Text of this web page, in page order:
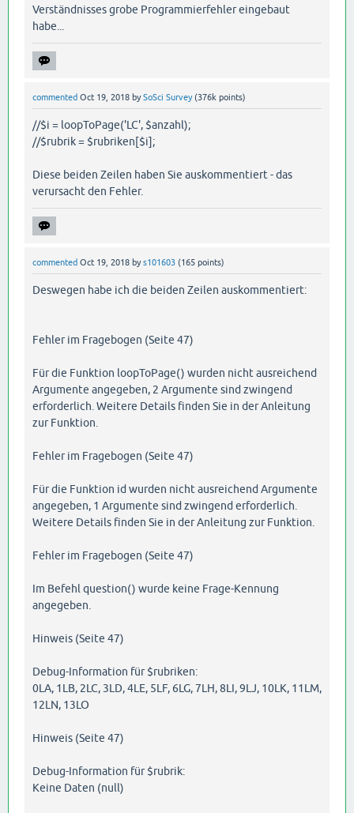
Verständnisses grobe Programmierfehler eingebaut
habe...
commented Oct 19, 2018 bySoSci Survey (376k points)
//$i = loopToPage('LC', $anzahl);
//$rubrik = $rubriken[$i];
Diese beiden Zeilen haben Sie auskommentiert - das
verursacht den Fehler.
commented Oct 19, 2018 bys101603 (165 points)
Deswegen habe ich die beiden Zeilen auskommentiert:
Fehler im Fragebogen (Seite 47)
Für die Funktion loopToPage() wurden nicht ausreichend
Argumente angegeben, 2 Argumente sind zwingend
erforderlich. Weitere Details finden Sie in der Anleitung
zur Funktion.
Fehler im Fragebogen (Seite 47)
Für die Funktion id wurden nicht ausreichend Argumente
angegeben, 1 Argumente sind zwingend erforderlich.
Weitere Details finden Sie in der Anleitung zur Funktion.
Fehler im Fragebogen (Seite 47)
Im Befehl question() wurde keine Frage-Kennung
angegeben.
Hinweis (Seite 47)
Debug-Information für $rubriken:
0LA, 1LB, 2LC, 3LD, 4LE, 5LF, 6LG, 7LH, 8LI, 9LJ, 10LK, 11LM,
12LN, 13LO
Hinweis (Seite 47)
Debug-Information für $rubrik:
Keine Daten (null)